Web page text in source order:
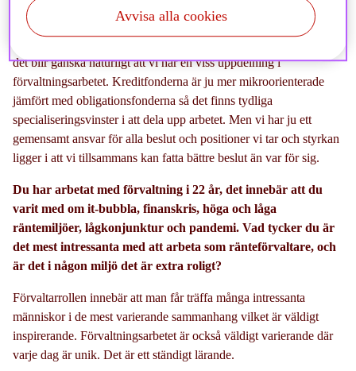
arbetet och ansvaret mellan er?
det blir ganska naturligt att vi har en viss uppdelning i
förvaltningsarbetet. Kreditfonderna är ju mer mikroorienterade
jämfört med obligationsfonderna så det finns tydliga
specialiseringsvinster i att dela upp arbetet. Men vi har ju ett
gemensamt ansvar för alla beslut och positioner vi tar och styrkan
ligger i att vi tillsammans kan fatta bättre beslut än var för sig.
Du har arbetat med förvaltning i 22 år, det innebär att du
varit med om it-bubbla, finanskris, höga och låga
räntemiljöer, lågkonjunktur och pandemi. Vad tycker du är
det mest intressanta med att arbeta som ränteförvaltare, och
är det i någon miljö det är extra roligt?
Förvaltarrollen innebär att man får träffa många intressanta
människor i de mest varierande sammanhang vilket är väldigt
inspirerande. Förvaltningsarbetet är också väldigt varierande där
varje dag är unik. Det är ett ständigt lärande.
Avvisa alla cookies